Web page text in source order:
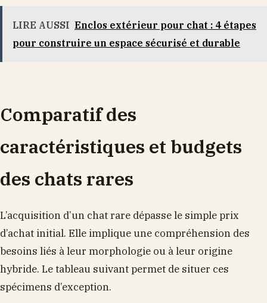
LIRE AUSSI Enclos extérieur pour chat : 4 étapes
pour construire un espace sécurisé et durable
Comparatif des
caractéristiques et budgets
des chats rares
L’acquisition d’un chat rare dépasse le simple prix
d’achat initial. Elle implique une compréhension des
besoins liés à leur morphologie ou à leur origine
hybride. Le tableau suivant permet de situer ces
spécimens d’exception.